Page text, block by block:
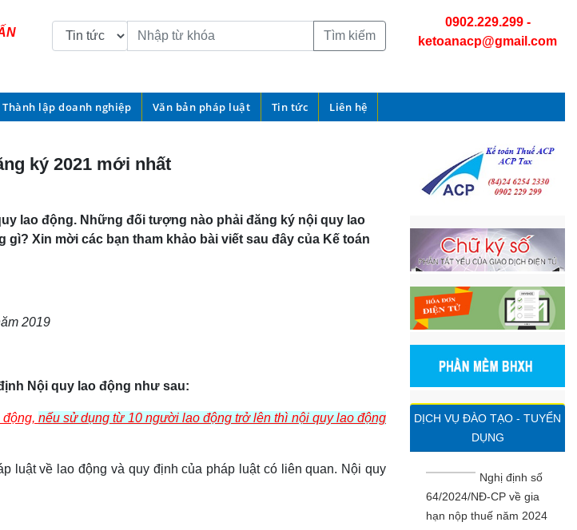
Tìm kiếm
0902.229.299-
ketoanacp@gmail.com
Thành lập doanh nghiệp Văn bản pháp luật Tin tức Liên hệ
ký 2021 mới nhất
lao động. Những đối tượng nào phải đăng ký nội quy lao
Xin mời các bạn tham khảo bài viết sau đây của Kế toán
2019
Nội quy lao động như sau:
nếu sử dụng từ 10 người lao động trở lên thì nội quy lao động
luật về lao động và quy định của pháp luật có liên quan. Nội quy
DỊCH VỤ ĐÀO TẠO - TUYỂN
DỤNG
Nghị định số
64/2024/NĐ-CP về gia
hạn nộp thuế năm 2024